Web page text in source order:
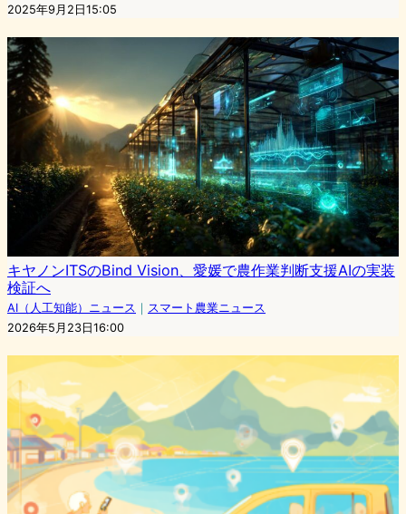
2025年9月2日15:05
キヤノンITSのBind Vision、愛媛で農作業判断支援AIの実装
検証へ
AI（人工知能）ニュース ｜ スマート農業ニュース
2026年5月23日16:00